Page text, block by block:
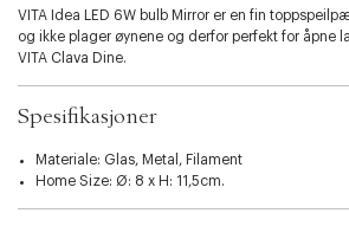
a
r
i
a
t
s
VITA Idea LED 6W bulb Mirror er en fin
og ikke plager øynene og derfor perfekt for åpne
VITA Clava Dine.
Spesifikasjoner
Materiale: Glas, Metal, Filament
Home Size: Ø: 8 x H: 11,5cm.